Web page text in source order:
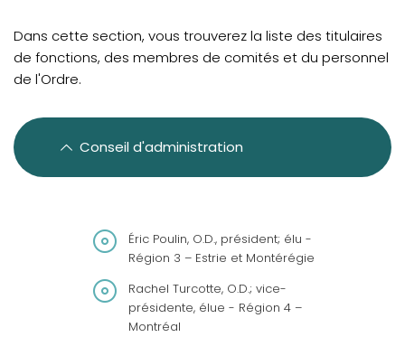
Gouvernance
Notre équipe
Protection des renseignements personnels et accès à
Dans cette section, vous trouverez la liste des titulaires
de fonctions, des membres de comités et du personnel
de l'Ordre.
Conseil d'administration
Éric Poulin, O.D., président; élu -
Région 3 – Estrie et Montérégie
Rachel Turcotte, O.D.; vice-
présidente, élue - Région 4 –
Montréal